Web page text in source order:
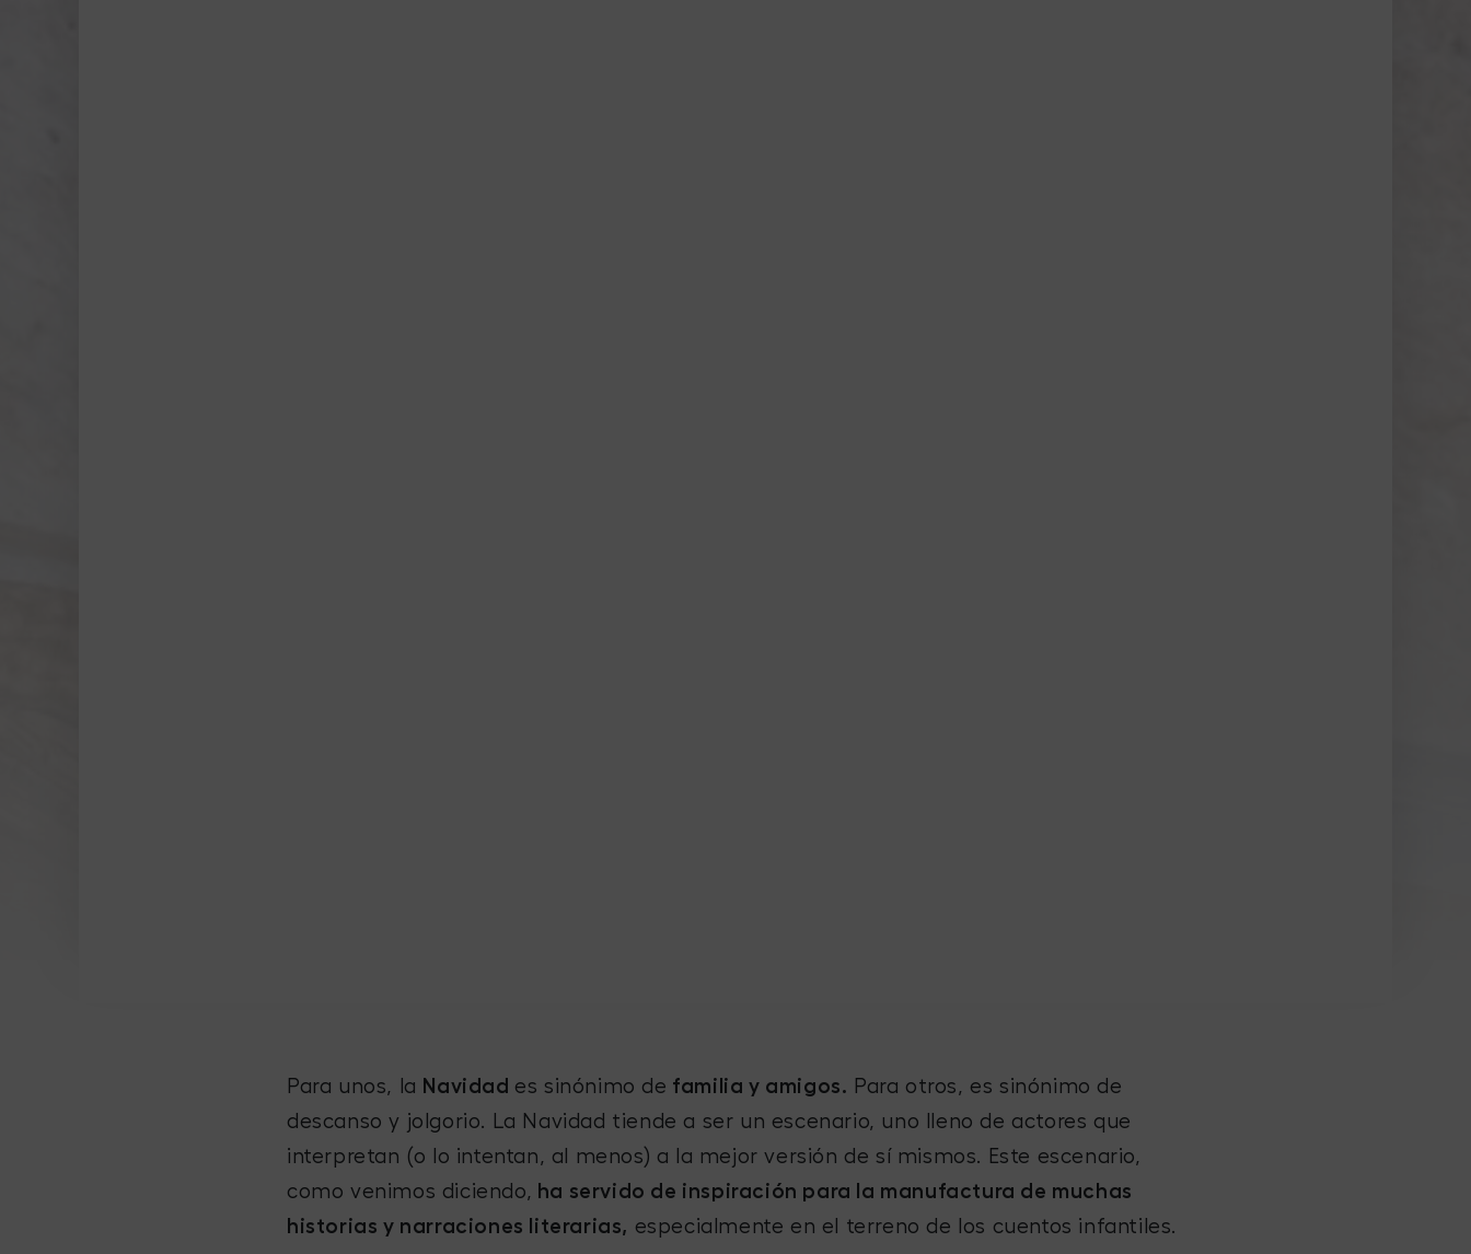
Para unos, la Navidad es sinónimo de familia y amigos. Para otros, es sinónimo de
descanso y jolgorio. La Navidad tiende a ser un escenario, uno lleno de actores que
interpretan (o lo intentan, al menos) a la mejor versión de sí mismos. Este escenario,
como venimos diciendo, ha servido de inspiración para la manufactura de muchas
historias y narraciones literarias, especialmente en el terreno de los cuentos infantiles.